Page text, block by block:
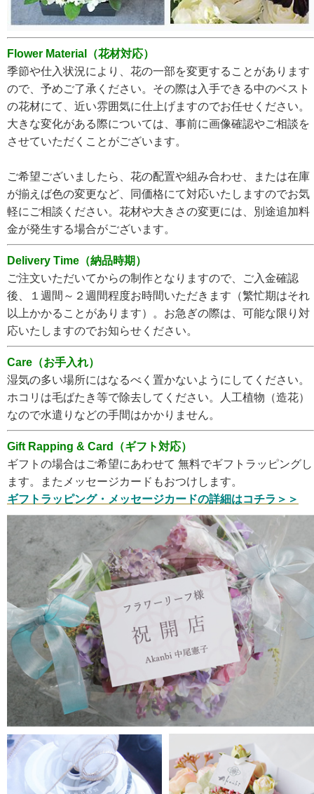
Flower Material（花材対応）
季節や仕入状況により、花の一部を変更することがあります
ので、予めご了承ください。その際は入手できる中のベスト
の花材にて、近い雰囲気に仕上げますのでお任せください。
大きな変化がある際については、事前に画像確認やご相談を
させていただくことがございます。
ご希望ございましたら、花の配置や組み合わせ、または在庫
が揃えば色の変更など、同価格にて対応いたしますのでお気
軽にご相談ください。花材や大きさの変更には、別途追加料
金が発生する場合がございます。
Delivery Time（納品時期）
ご注文いただいてからの制作となりますので、ご入金確認
後、１週間～２週間程度お時間いただきます（繁忙期はそれ
以上かかることがあります）。お急ぎの際は、可能な限り対
応いたしますのでお知らせください。
Care（お手入れ）
湿気の多い場所にはなるべく置かないようにしてください。
ホコリは毛ばたき等で除去してください。人工植物（造花）
なので水遣りなどの手間はかかりません。
Gift Rapping & Card（ギフト対応）
ギフトの場合はご希望にあわせて 無料でギフトラッピングし
ます。またメッセージカードもおつけします。
ギフトラッピング・メッセージカードの詳細はコチラ＞＞